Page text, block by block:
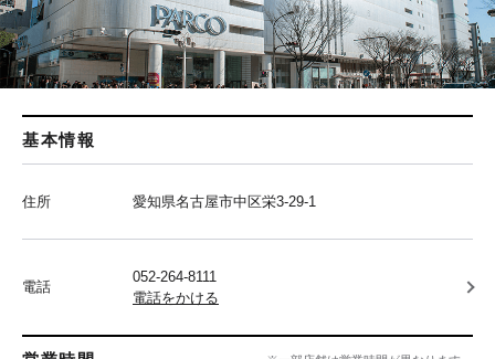
基本情報
住所 愛知県名古屋市中区栄3-29-1
電話
052-264-8111
電話をかける